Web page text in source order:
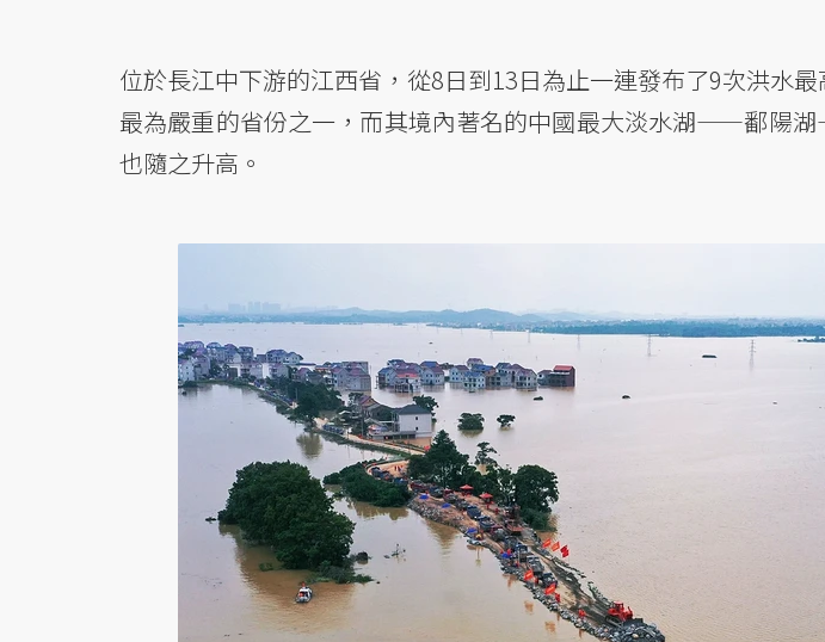
位於長江中下游的江西省，從8日到13日為止一連發布了9次洪水
最為嚴重的省份之一，而其境內著名的中國最大淡水湖——鄱陽
也隨之升高。